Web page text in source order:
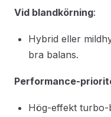
Vid blandkörning:
Hybrid eller
bra balans.
Performance-
Hög-effekt turbo-